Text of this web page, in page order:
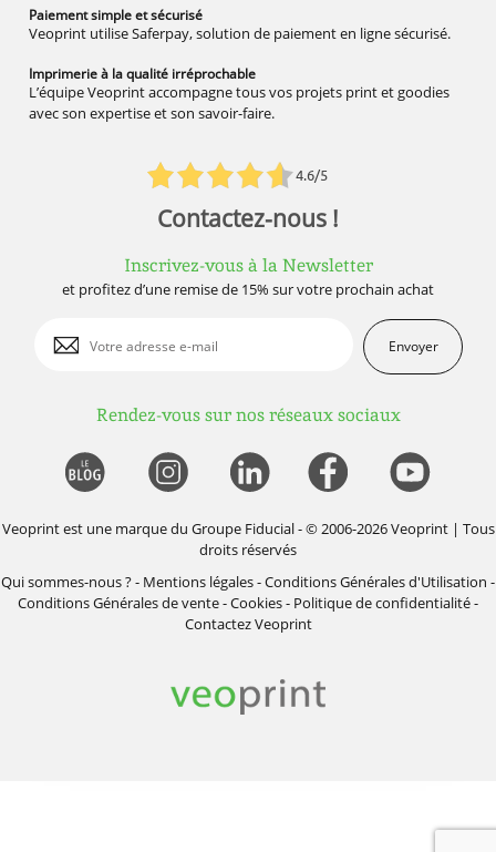
4.6/5
Paiement simpleet sécurisé
Veoprint utilise Saferpay, solution de paiement en ligne sécurisé.
Imprimerie à la qualité irréprochable
L’équipe Veoprint accompagne tous vos projets print et goodies
avec son expertise et son savoir-faire.
Contactez-nous !
Inscrivez-vous à la Newsletter
et profitez d’une remise de 15% sur votre prochain achat
Envoyer
Rendez-vous sur nos réseaux sociaux
Veoprint est une marque du Groupe Fiducial- © 2006-2026 Veoprint | Tous
droits réservés
Qui sommes-nous ?- Mentions légales-Conditions Générales d'Utilisation -
Conditions Générales de vente-Cookies- Politique de confidentialité-
Contactez Veoprint